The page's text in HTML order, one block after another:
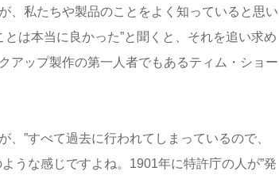
、私たちや製品のことをよく知っていると思い
は本当に良かった”と聞くと、それを追い求め
アップ製作の第一人者でもあるティム・ショー
”すべて過去に行われてしまっているので、
うな感じですよね。1901年に特許庁の人が”発